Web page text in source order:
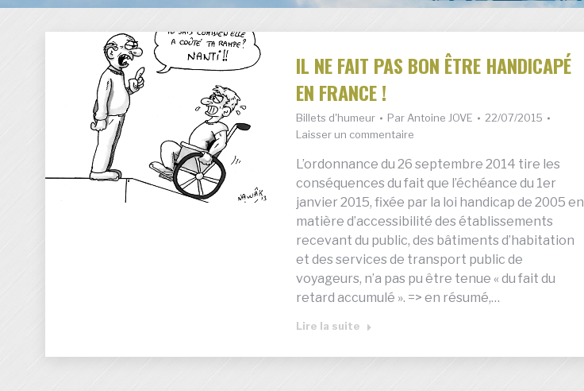
IL NE FAIT PAS BON ÊTRE HANDICAPÉ
EN FRANCE !
Billets d'humeur Par Antoine JOVE
22/07/2015
Laisser un commentaire
L’ordonnance du 26 septembre 2014 tire les
conséquences du fait que l’échéance du 1er
janvier 2015, fixée par la loi handicap de 2005 en
matière d’accessibilité des établissements
recevant du public, des bâtiments d’habitation
et des services de transport public de
voyageurs, n’a pas pu être tenue « du fait du
retard accumulé ». => en résumé,…
Lire la suite